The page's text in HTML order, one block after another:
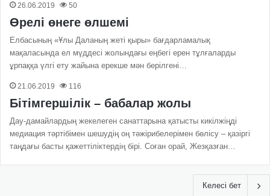
26.06.2019 50
Өрелі өнеге өлшемі
Елбасының «Ұлы Даланың жеті қыры» бағдарламалық
мақаласында ел мүддесі жолындағы еңбегі ерен тұлғаларды
ұрпаққа үлгі ету жайына ерекше мән берілгені…
21.06.2019 116
Бітімгершілік – бабалар жолы
Дау-дамайлардың же­келеген санаттарына қатысты кикілжіңді
медиация тәртібімен шешудің оң тәжіри­белерімен бөлісу – қазіргі
таңдағы басты қажеттіліктердің бірі. Соған орай, Жезқазған…
Келесі бет